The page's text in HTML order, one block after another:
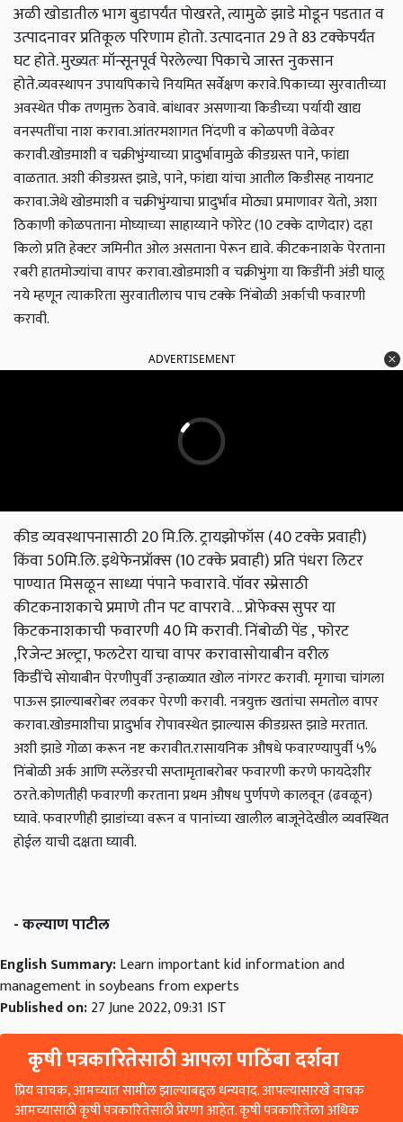
अळी खोडातील भाग बुडापर्यंत पोखरते, त्यामुळे झाडे मोडून पडतात व
उत्पादनावर प्रतिकूल परिणाम होतो. उत्पादनात 29 ते 83 टक्केपर्यंत
घट होते. मुख्यतः मॉन्सूनपूर्व पेरलेल्या पिकाचे जास्त नुकसान
होते.व्यवस्थापन उपायपिकाचे नियमित सर्वेक्षण करावे.पिकाच्या सुरवातीच्या
अवस्थेत पीक तणमुक्त ठेवावे. बांधावर असणाऱ्या किडीच्या पर्यायी खाद्य
वनस्पतींचा नाश करावा.आंतरमशागत निंदणी व कोळपणी वेळेवर
करावी.खोडमाशी व चक्रीभुंग्याच्या प्रादुर्भावामुळे कीडग्रस्त पाने, फांद्या
वाळतात. अशी कीडग्रस्त झाडे, पाने, फांद्या यांचा आतील किडीसह नायनाट
करावा.जेथे खोडमाशी व चक्रीभुंग्याचा प्रादुर्भाव मोठ्या प्रमाणावर येतो, अशा
ठिकाणी कोळपताना मोघ्याच्या साहाय्याने फोरेट (10 टक्के दाणेदार) दहा
किलो प्रति हेक्‍टर जमिनीत ओल असताना पेरून द्यावे. कीटकनाशके पेरताना
रबरी हातमोज्यांचा वापर करावा.खोडमाशी व चक्रीभुंगा या किडींनी अंडी घालू
नये म्हणून त्याकरिता सुरवातीलाच पाच टक्के निंबोळी अर्काची फवारणी
करावी.
ADVERTISEMENT
कीड व्यवस्थापनासाठी 20 मि.लि. ट्रायझोफॉस (40 टक्के प्रवाही)
किंवा 50मि.लि. इथेफेनप्रॉक्‍स (10 टक्के प्रवाही) प्रति पंधरा लिटर
पाण्यात मिसळून साध्या पंपाने फवारावे. पॉवर स्प्रेसाठी
कीटकनाशकाचे प्रमाणे तीन पट वापरावे. .. प्रोफेक्स सुपर या
किटकनाशकाची फवारणी 40 मि करावी. निंबोळी पेंड , फोरट
,रिजेन्ट अल्ट्रा, फलटेरा याचा वापर करावासोयाबीन वरील
किडींचेसोयाबीन पेरणीपुर्वी उन्हाळ्यात खोल नांगरट करावी.मृगाचा चांगला
पाऊस झाल्याबरोबर लवकर पेरणी करावी.नत्रयुक्त खतांचा समतोल वापर
करावा.खोडमाशीचा प्रादुर्भाव रोपावस्थेत झाल्यास कीडग्रस्त झाडे मरतात.
अशी झाडे गोळा करून नष्ट करावीत.रासायनिक औषधे फवारण्यापुर्वी ५%
निंबोळी अर्क आणि स्प्लेंडरची सप्तामृताबरोबर फवारणी करणे फायदेशीर
ठरते.कोणतीही फवारणी करताना प्रथम औषध पुर्णपणे कालवून (ढवळून)
घ्यावे. फवारणीही झाडांच्या वरून व पानांच्या खालील बाजूनेदेखील व्यवस्थित
होईल याची दक्षता घ्यावी.
- कल्याण पाटील
English Summary:Learn important kid information and
management in soybeans from experts
Published on:27 June 2022, 09:31 IST
कृषी पत्रकारितेसाठी आपला पाठिंबा दर्शवा
प्रिय वाचक, आमच्यात सामील झाल्याबद्दल धन्यवाद. आपल्यासारखे वाचक
आमच्यासाठी कृषी पत्रकारितेसाठी प्रेरणा आहेत. कृषी पत्रकारितेला अधिक